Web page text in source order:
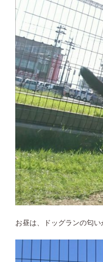
お昼は、ドッグランの匂